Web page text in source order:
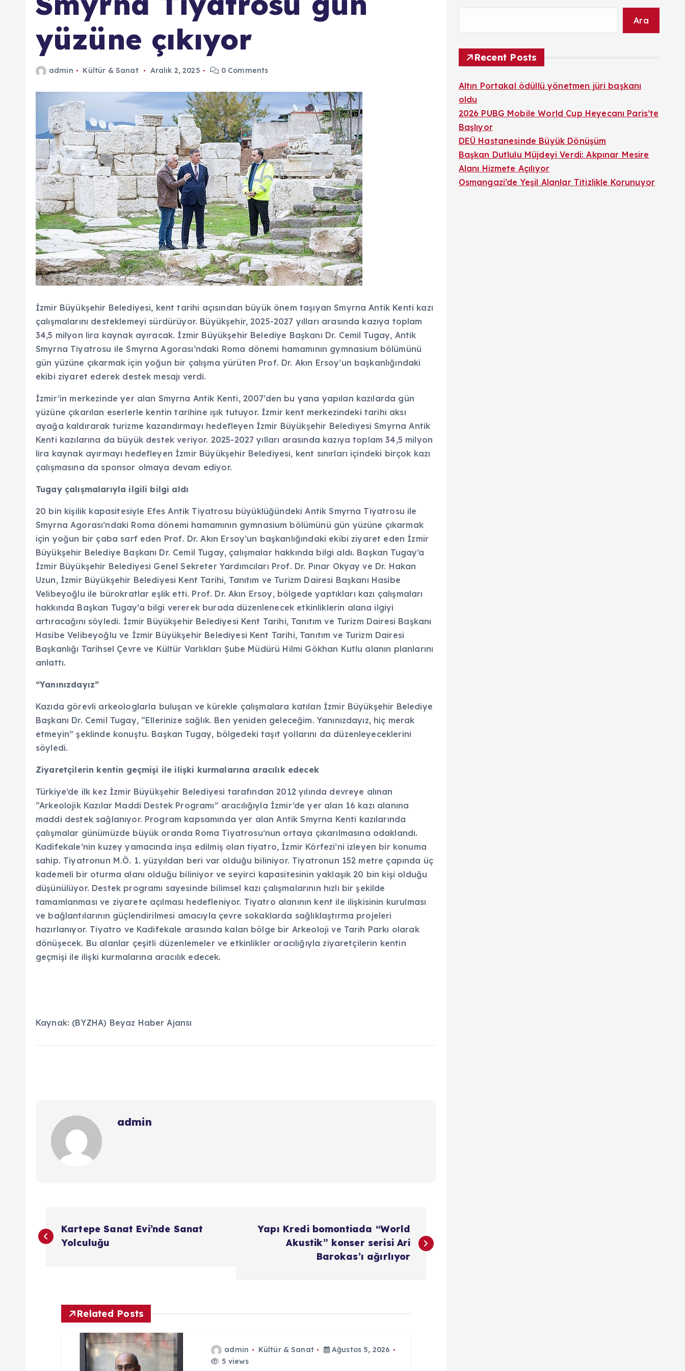
yüzüne çıkıyor
admin Kültür & Sanat Aralık 2, 2025 0 Comments
İzmir Büyükşehir Belediyesi, kent tarihi açısından büyük önem taşıyan Smyrna Antik Kenti kazı
çalışmalarını desteklemeyi sürdürüyor. Büyükşehir, 2025-2027 yılları arasında kazıya toplam
34,5 milyon lira kaynak ayıracak. İzmir Büyükşehir Belediye Başkanı Dr. Cemil Tugay, Antik
Smyrna Tiyatrosu ile Smyrna Agorası’ndaki Roma dönemi hamamının gymnasium bölümünü
gün yüzüne çıkarmak için yoğun bir çalışma yürüten Prof. Dr. Akın Ersoy’un başkanlığındaki
ekibi ziyaret ederek destek mesajı verdi.
İzmir’in merkezinde yer alan Smyrna Antik Kenti, 2007’den bu yana yapılan kazılarda gün
yüzüne çıkarılan eserlerle kentin tarihine ışık tutuyor. İzmir kent merkezindeki tarihi aksı
ayağa kaldırarak turizme kazandırmayı hedefleyen İzmir Büyükşehir Belediyesi Smyrna Antik
Kenti kazılarına da büyük destek veriyor. 2025-2027 yılları arasında kazıya toplam 34,5 milyon
lira kaynak ayırmayı hedefleyen İzmir Büyükşehir Belediyesi, kent sınırları içindeki birçok kazı
çalışmasına da sponsor olmaya devam ediyor.
Tugay çalışmalarıyla ilgili bilgi aldı
20 bin kişilik kapasitesiyle Efes Antik Tiyatrosu büyüklüğündeki Antik Smyrna Tiyatrosu ile
Smyrna Agorası’ndaki Roma dönemi hamamının gymnasium bölümünü gün yüzüne çıkarmak
için yoğun bir çaba sarf eden Prof. Dr. Akın Ersoy’un başkanlığındaki ekibi ziyaret eden İzmir
Büyükşehir Belediye Başkanı Dr. Cemil Tugay, çalışmalar hakkında bilgi aldı. Başkan Tugay’a
İzmir Büyükşehir Belediyesi Genel Sekreter Yardımcıları Prof. Dr. Pınar Okyay ve Dr. Hakan
Uzun, İzmir Büyükşehir Belediyesi Kent Tarihi, Tanıtım ve Turizm Dairesi Başkanı Hasibe
Velibeyoğlu ile bürokratlar eşlik etti. Prof. Dr. Akın Ersoy, bölgede yaptıkları kazı çalışmaları
hakkında Başkan Tugay’a bilgi vererek burada düzenlenecek etkinliklerin alana ilgiyi
artıracağını söyledi. İzmir Büyükşehir Belediyesi Kent Tarihi, Tanıtım ve Turizm Dairesi Başkanı
Hasibe Velibeyoğlu ve İzmir Büyükşehir Belediyesi Kent Tarihi, Tanıtım ve Turizm Dairesi
Başkanlığı Tarihsel Çevre ve Kültür Varlıkları Şube Müdürü Hilmi Gökhan Kutlu alanın planlarını
anlattı.
“Yanınızdayız”
Kazıda görevli arkeologlarla buluşan ve kürekle çalışmalara katılan İzmir Büyükşehir Belediye
Başkanı Dr. Cemil Tugay, “Ellerinize sağlık. Ben yeniden geleceğim. Yanınızdayız, hiç merak
etmeyin” şeklinde konuştu. Başkan Tugay, bölgedeki taşıt yollarını da düzenleyeceklerini
söyledi.
Ziyaretçilerin kentin geçmişi ile ilişki kurmalarına aracılık edecek
Türkiye’de ilk kez İzmir Büyükşehir Belediyesi tarafından 2012 yılında devreye alınan
“Arkeolojik Kazılar Maddi Destek Programı” aracılığıyla İzmir’de yer alan 16 kazı alanına
maddi destek sağlanıyor. Program kapsamında yer alan Antik Smyrna Kenti kazılarında
çalışmalar günümüzde büyük oranda Roma Tiyatrosu’nun ortaya çıkarılmasına odaklandı.
Kadifekale’nin kuzey yamacında inşa edilmiş olan tiyatro, İzmir Körfezi’ni izleyen bir konuma
sahip. Tiyatronun M.Ö. 1. yüzyıldan beri var olduğu biliniyor. Tiyatronun 152 metre çapında üç
kademeli bir oturma alanı olduğu biliniyor ve seyirci kapasitesinin yaklaşık 20 bin kişi olduğu
düşünülüyor. Destek programı sayesinde bilimsel kazı çalışmalarının hızlı bir şekilde
tamamlanması ve ziyarete açılması hedefleniyor. Tiyatro alanının kent ile ilişkisinin kurulması
ve bağlantılarının güçlendirilmesi amacıyla çevre sokaklarda sağlıklaştırma projeleri
hazırlanıyor. Tiyatro ve Kadifekale arasında kalan bölge bir Arkeoloji ve Tarih Parkı olarak
dönüşecek. Bu alanlar çeşitli düzenlemeler ve etkinlikler aracılığıyla ziyaretçilerin kentin
geçmişi ile ilişki kurmalarına aracılık edecek.
Kaynak: (BYZHA) Beyaz Haber Ajansı
admin
Y
a
Kartepe Sanat Evi’nde Sanat
Yolculuğu
Yapı Kredi bomontiada “World
Akustik” konser serisi Ari
Barokas’ı ağırlıyor
Related Posts
admin Kültür & Sanat
Ağustos 5, 2026
5 views
Ara
Recent Posts
Altın Portakal ödüllü yönetmen jüri başkanı
oldu
2026 PUBG Mobile World Cup Heyecanı Paris’te
Başlıyor
DEÜ Hastanesinde Büyük Dönüşüm
Başkan Dutlulu Müjdeyi Verdi: Akpınar Mesire
Alanı Hizmete Açılıyor
Osmangazi’de Yeşil Alanlar Titizlikle Korunuyor